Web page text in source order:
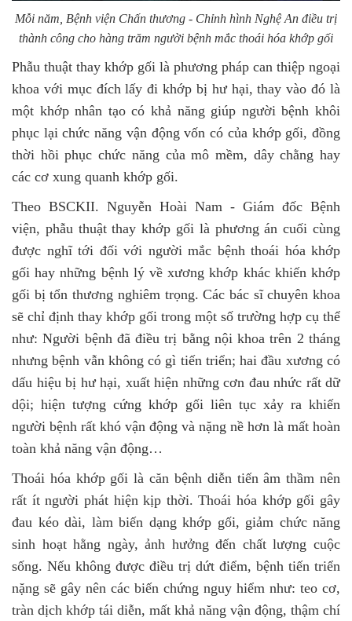
Mỗi năm, Bệnh viện Chấn thương - Chỉnh hình Nghệ An điều trị
thành công cho hàng trăm người bệnh mắc thoái hóa khớp gối
Phẫu thuật thay khớp gối là phương pháp can thiệp ngoại
khoa với mục đích lấy đi khớp bị hư hại, thay vào đó là
một khớp nhân tạo có khả năng giúp người bệnh khôi
phục lại chức năng vận động vốn có của khớp gối, đồng
thời hồi phục chức năng của mô mềm, dây chằng hay
các cơ xung quanh khớp gối.
Theo BSCKII. Nguyễn Hoài Nam - Giám đốc Bệnh
viện, phẫu thuật thay khớp gối là phương án cuối cùng
được nghĩ tới đối với người mắc bệnh thoái hóa khớp
gối hay những bệnh lý về xương khớp khác khiến khớp
gối bị tổn thương nghiêm trọng. Các bác sĩ chuyên khoa
sẽ chỉ định thay khớp gối trong một số trường hợp cụ thể
như: Người bệnh đã điều trị bằng nội khoa trên 2 tháng
nhưng bệnh vẫn không có gì tiến triển; hai đầu xương có
dấu hiệu bị hư hại, xuất hiện những cơn đau nhức rất dữ
dội; hiện tượng cứng khớp gối liên tục xảy ra khiến
người bệnh rất khó vận động và nặng nề hơn là mất hoàn
toàn khả năng vận động…
Thoái hóa khớp gối là căn bệnh diễn tiến âm thầm nên
rất ít người phát hiện kịp thời. Thoái hóa khớp gối gây
đau kéo dài, làm biến dạng khớp gối, giảm chức năng
sinh hoạt hằng ngày, ảnh hưởng đến chất lượng cuộc
sống. Nếu không được điều trị dứt điểm, bệnh tiến triển
nặng sẽ gây nên các biến chứng nguy hiểm như: teo cơ,
tràn dịch khớp tái diễn, mất khả năng vận động, thậm chí